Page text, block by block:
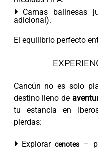
Camas balinesas
adicional).
El equilibrio perfecto
Cancún no es solo
destino lleno de
tu estancia en
pierdas:
Explorarcenotes–